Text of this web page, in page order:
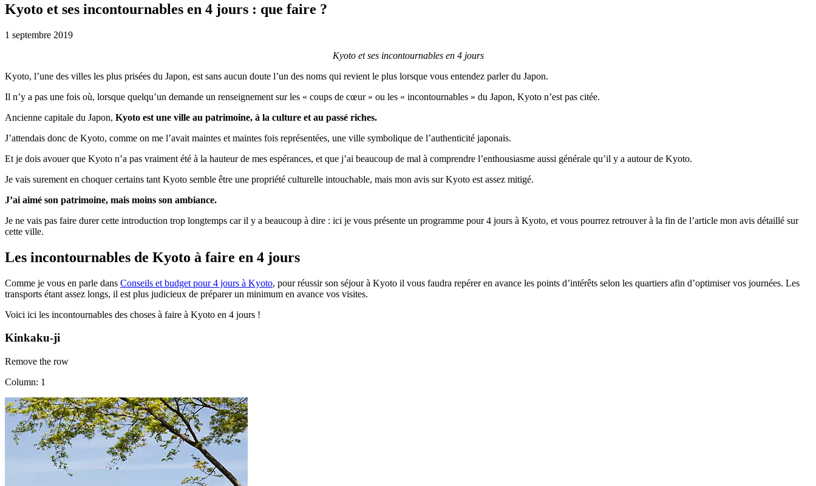
Kyoto et ses incontournables en 4 jours : que faire ?
1 septembre 2019
Kyoto et ses incontournables en 4 jours
Kyoto, l’une des villes les plus prisées du Japon, est sans aucun doute l’un des noms qui revient le plus lorsque vous entendez parler du Japon.
Il n’y a pas une fois où, lorsque quelqu’un demande un renseignement sur les « coups de cœur » ou les « incontournables » du Japon, Kyoto n’est pas citée.
Ancienne capitale du Japon, Kyoto est une ville au patrimoine, à la culture et au passé riches.
J’attendais donc de Kyoto, comme on me l’avait maintes et maintes fois représentées, une ville symbolique de l’authenticité japonais.
Et je dois avouer que Kyoto n’a pas vraiment été à la hauteur de mes espérances, et que j’ai beaucoup de mal à comprendre l’enthousiasme aussi générale qu’il y a autour de Kyoto.
Je vais surement en choquer certains tant Kyoto semble être une propriété culturelle intouchable, mais mon avis sur Kyoto est assez mitigé.
J’ai aimé son patrimoine, mais moins son ambiance.
Je ne vais pas faire durer cette introduction trop longtemps car il y a beaucoup à dire : ici je vous présente un programme pour 4 jours à Kyoto, et vous pourrez retrouver à la fin de l’article mon avis détaillé sur
cette ville.
Les incontournables de Kyoto à faire en 4 jours
Comme je vous en parle dans Conseils et budget pour 4 jours à Kyoto, pour réussir son séjour à Kyoto il vous faudra repérer en avance les points d’intérêts selon les quartiers afin d’optimiser vos journées. Les
transports étant assez longs, il est plus judicieux de préparer un minimum en avance vos visites.
Voici ici les incontournables des choses à faire à Kyoto en 4 jours !
Kinkaku-ji
Remove the row
Column: 1